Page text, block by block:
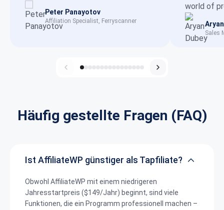
Peter Panayotov
Affiliation Specialist, Ferryscanner
world of
Sales
Häufig gestellte Fragen (FAQ)
Ist AffiliateWP günstiger als Tapfiliate?
Obwohl AffiliateWP mit einem niedrigeren
Jahresstartpreis ($149/Jahr) beginnt, sind viele
Funktionen, die ein Programm professionell machen –